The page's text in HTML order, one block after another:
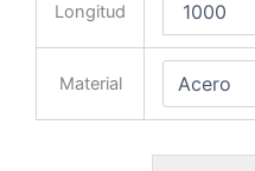
Longitud
Material